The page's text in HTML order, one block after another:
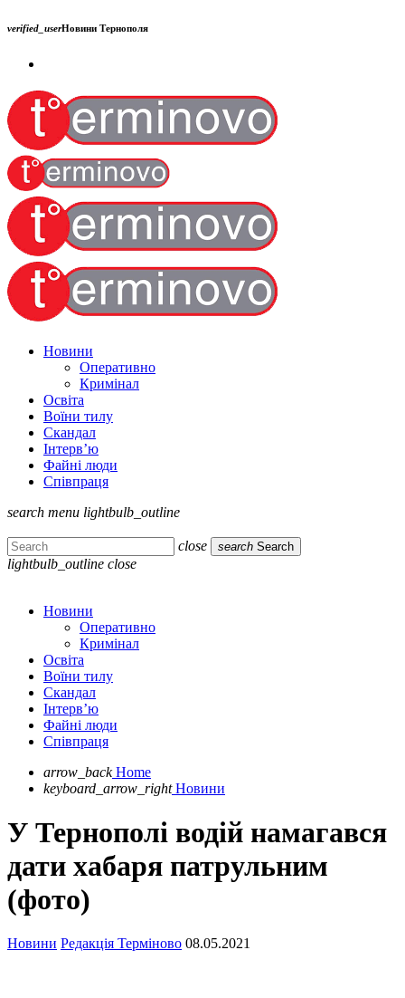
verified_userНовини Тернополя
Новини
Оперативно
Кримінал
Освіта
Воїни тилу
Скандал
Інтерв’ю
Файні люди
Співпраця
search menu lightbulb_outline
close search Search
lightbulb_outline close
Новини
Оперативно
Кримінал
Освіта
Воїни тилу
Скандал
Інтерв’ю
Файні люди
Співпраця
arrow_back Home
keyboard_arrow_right Новини
У Тернополі водій намагався
дати хабаря патрульним
(фото)
Новини Редакція Терміново 08.05.2021